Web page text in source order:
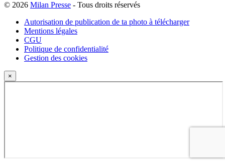
© 2026 Milan Presse - Tous droits réservés
Autorisation de publication de ta photo à télécharger
Mentions légales
CGU
Politique de confidentialité
Gestion des cookies
×